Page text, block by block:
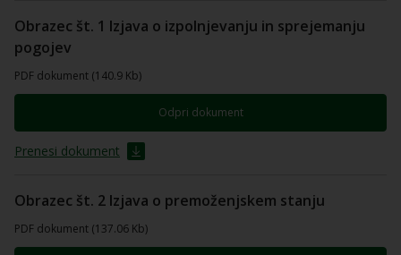
Obrazec št. 1 Izjava o izpolnjevanju in sprejemanju
pogojev
PDF dokument (140.9 Kb)
Odpri dokument
Prenesi dokument
Obrazec št. 2 Izjava o premoženjskem stanju
PDF dokument (137.06 Kb)